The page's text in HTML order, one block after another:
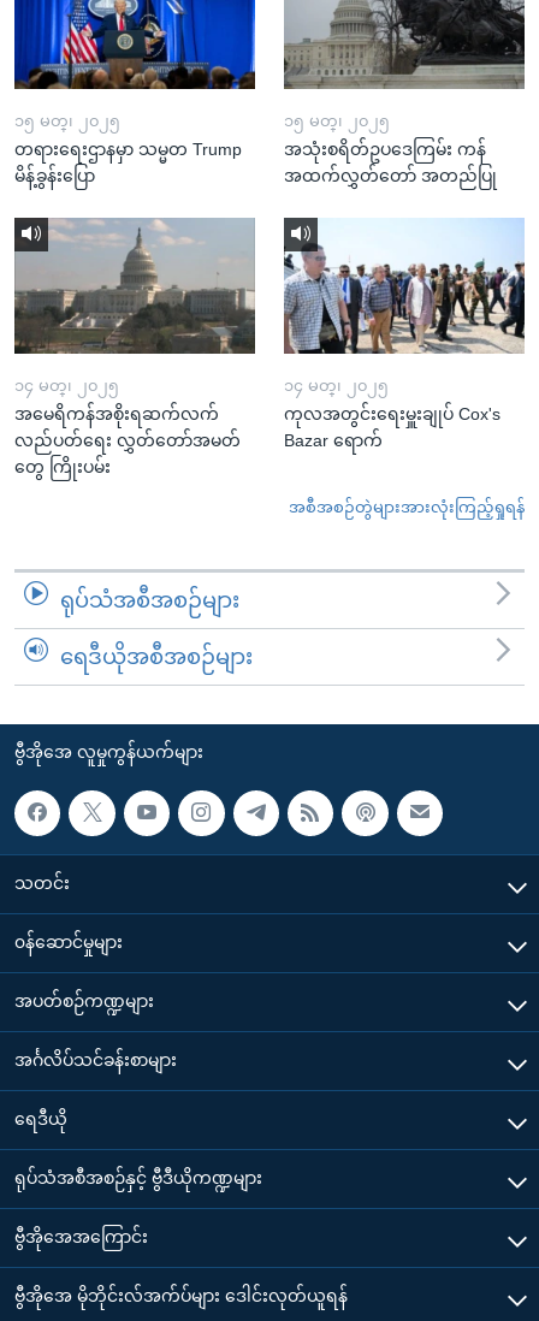
၁၅ မတ္၊ ၂၀၂၅
တရားရေးဌာနမှာ သမ္မတ Trump
မိန့်ခွန်းပြော
၁၅ မတ္၊ ၂၀၂၅
အသုံးစရိတ်ဥပဒေကြမ်း ကန်
အထက်လွှတ်တော် အတည်ပြု
၁၄ မတ္၊ ၂၀၂၅
အမေရိကန်အစိုးရဆက်လက်
လည်ပတ်ရေး လွှတ်တော်အမတ်
တွေ ကြိုးပမ်း
၁၄ မတ္၊ ၂၀၂၅
ကုလအတွင်းရေးမှူးချုပ် Cox's
Bazar ရောက်
အစီအစဉ်တွဲများအားလုံးကြည့်ရှုရန်
ရုပ်သံအစီအစဉ်များ
ရေဒီယိုအစီအစဉ်များ
ဗွီအိုအေ လူမှုကွန်ယက်များ
သတင်း
၀န်ဆောင်မှုများ
အပတ်စဉ်ကဏ္ဍများ
အင်္ဂလိပ်သင်ခန်းစာများ
ရေဒီယို
ရုပ်သံအစီအစဉ်နှင့် ဗွီဒီယိုကဏ္ဍများ
ဗွီအိုအေအကြောင်း
ဗွီအိုအေ မိုဘိုင်းလ်အက်ပ်များ ဒေါင်းလုတ်ယူရန်